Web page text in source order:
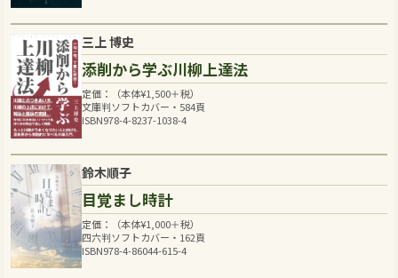
三上 博史
添削から学ぶ川柳上達法
定価：（本体¥1,500＋税）
文庫判ソフトカバー・584頁
ISBN978-4-8237-1038-4
鈴木順子
目覚まし時計
定価：（本体¥1,000＋税）
四六判ソフトカバー・162頁
ISBN978-4-86044-615-4